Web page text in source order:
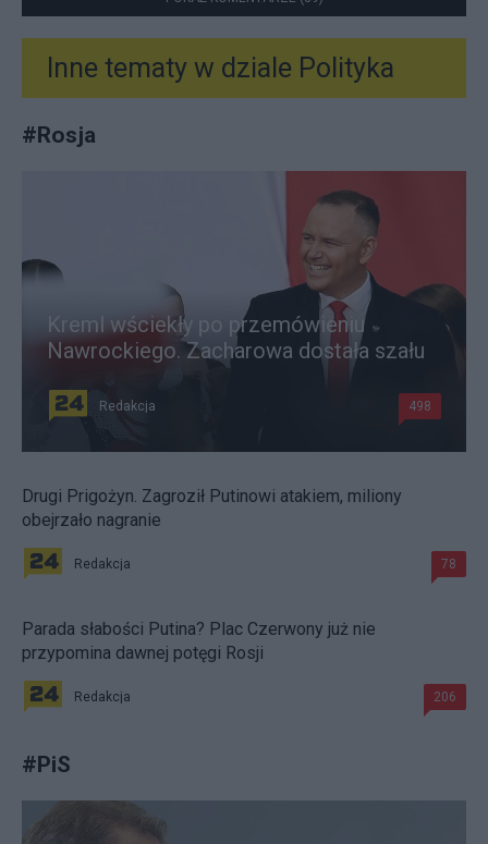
Inne tematy w dziale Polityka
#Rosja
Kreml wściekły po przemówieniu
Nawrockiego. Zacharowa dostała szału
Redakcja 498
Drugi Prigożyn. Zagroził Putinowi atakiem, miliony
obejrzało nagranie
Redakcja 78
Parada słabości Putina? Plac Czerwony już nie
przypomina dawnej potęgi Rosji
Redakcja 206
#PiS